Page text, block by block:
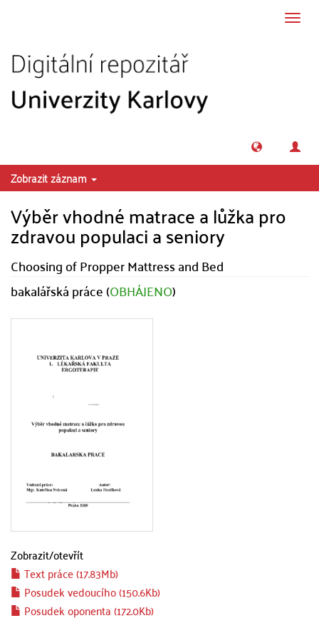
Zobrazit záznam
Výběr vhodné matrace a lůžka pro
zdravou populaci a seniory
Choosing of Propper Mattress and Bed
bakalářská práce (OBHÁJENO)
Zobrazit/otevřít
Text práce (17.83Mb)
Posudek vedoucího (150.6Kb)
Posudek oponenta (172.0Kb)